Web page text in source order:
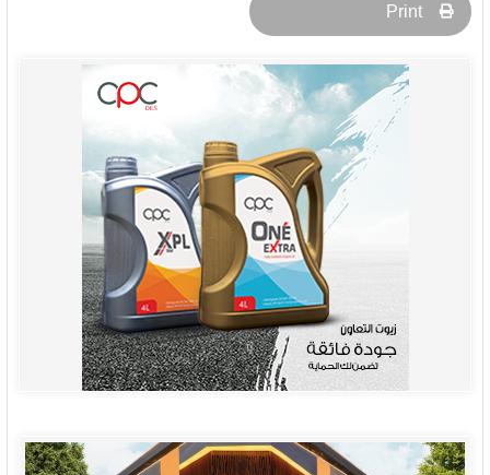
Print